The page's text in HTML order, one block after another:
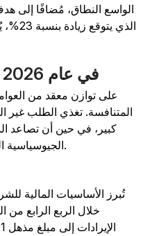
الذي
توقعات أسهم NVDA في عام 2026
المتنافسة. تغذي الطلب غير
كبير، في حين أن تصاعد
تُبرز الأساسيات المالية